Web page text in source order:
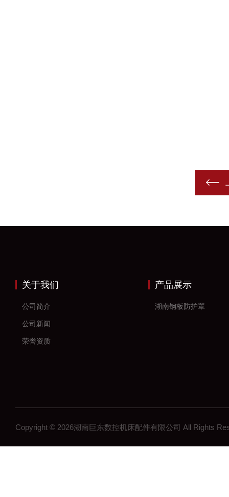
关于我们
公司简介
公司新闻
荣誉资质
产品展示
湖南钢板防护罩
Copyright © 2026湖南巨东数控机床配件有限公司 All Rights